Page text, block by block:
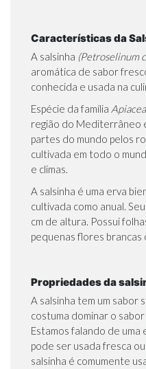
Características da
A salsinha (Petroselinum
aromática de sabor
conhecida e usada na
Espécie da família
região do Mediterrâneo
partes do mundo pelos
cultivada em todo o
e climas.
A salsinha é uma erva
cultivada como anual.
cm de altura. Possui
pequenas flores brancas
Propriedades da
A salsinha tem um sabor
costuma dominar o
Estamos falando de
pode ser usada fresca
salsinha é comumente